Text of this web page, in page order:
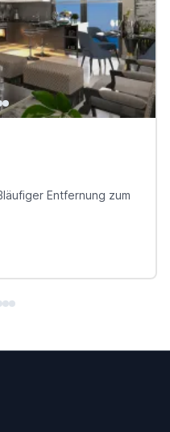
Entfernung zum